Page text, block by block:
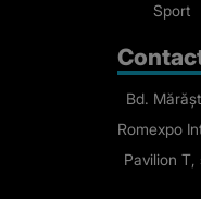
Sport
Bd.
Romexpo
Pavilion T,